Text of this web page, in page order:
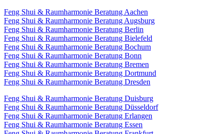
Feng Shui & Raumharmonie Beratung Aachen
Feng Shui & Raumharmonie Beratung Augsburg
Feng Shui & Raumharmonie Beratung Berlin
Feng Shui & Raumharmonie Beratung Bielefeld
Feng Shui & Raumharmonie Beratung Bochum
Feng Shui & Raumharmonie Beratung Bonn
Feng Shui & Raumharmonie Beratung Bremen
Feng Shui & Raumharmonie Beratung Dortmund
Feng Shui & Raumharmonie Beratung Dresden
Feng Shui & Raumharmonie Beratung Duisburg
Feng Shui & Raumharmonie Beratung Düsseldorf
Feng Shui & Raumharmonie Beratung Erlangen
Feng Shui & Raumharmonie Beratung Essen